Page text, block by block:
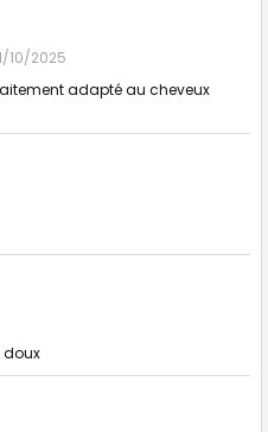
10/2025
adapté au cheveux
doux